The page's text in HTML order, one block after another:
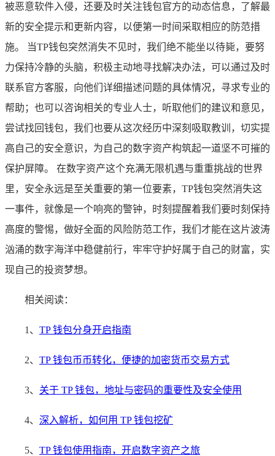
被恶意软件入侵，还要及时关注钱包官方的动态信息，了解最
新的安全提示和更新内容，以便第一时间采取相应的防范措
施。 当TP钱包突然消失不见时，我们绝不能坐以待毙，要努
力保持冷静的头脑，积极主动地寻找解决办法，可以通过及时
联系官方客服，向他们详细描述问题的具体情况，寻求专业的
帮助；也可以咨询相关的专业人士，听取他们的建议和意见，
尝试找回钱包，我们也要从这次经历中深刻吸取教训，切实提
高自己的安全意识，为自己的数字资产构筑起一道坚不可摧的
保护屏障。 在数字资产这个充满无限机遇与重重挑战的世界
里，安全永远是至关重要的第一位要素，TP钱包突然消失这
一事件，就像是一个响亮的警钟，时刻提醒着我们要时刻保持
高度的警惕，做好全面的风险防范工作，我们才能在这片波涛
汹涌的数字海洋中稳健前行，牢牢守护好属于自己的财富，实
现自己的投资梦想。
相关阅读：
1、 TP 钱包分身开启指南
2、 TP 钱包币币转化，便捷的加密货币交易方式
3、 关于 TP 钱包，地址与密码的重要性及安全使用
4、 深入解析，如何用 TP 钱包挖矿
5、 TP 钱包使用指南，开启数字资产之旅